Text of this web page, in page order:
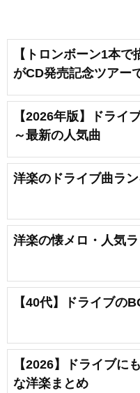
【トロンボーン1本
がCD発売記念ツアー
【2026年版】ドライ
～最新の人気曲
洋楽のドライブ曲ラン
洋楽の懐メロ・人気ラ
【40代】ドライブの
【2026】ドライブに
な洋楽まとめ